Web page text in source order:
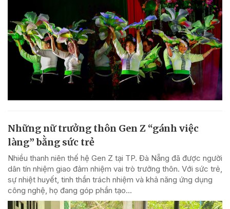
Những nữ trưởng thôn Gen Z “gánh việc
làng” bằng sức trẻ
Nhiều thanh niên thế hệ Gen Z tại TP. Đà Nẵng đã được người
dân tín nhiệm giao đảm nhiệm vai trò trưởng thôn. Với sức trẻ,
sự nhiệt huyết, tinh thần trách nhiệm và khả năng ứng dụng
công nghệ, họ đang góp phần tạo...